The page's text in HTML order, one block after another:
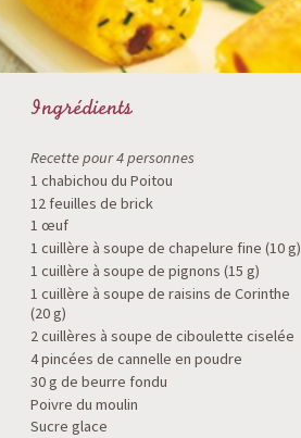
Ingrédients
Recette pour 4 personnes
1 chabichou du Poitou
12 feuilles de brick
1 œuf
1 cuillère à soupe de chapelure fine (10 g)
1 cuillère à soupe de pignons (15 g)
1 cuillère à soupe de raisins de Corinthe
(20 g)
2 cuillères à soupe de ciboulette ciselée
4 pincées de cannelle en poudre
30 g de beurre fondu
Poivre du moulin
Sucre glace